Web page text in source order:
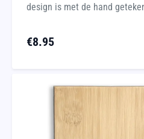
design is met de hand
€8.95